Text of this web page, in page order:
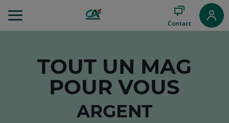
au
Contact
TOUT UN MAG
POUR VOUS
ARGENT